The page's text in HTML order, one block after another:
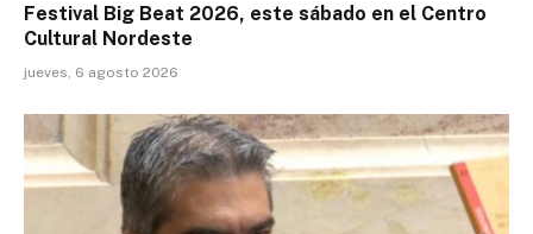
Festival Big Beat 2026, este sábado en el Centro
Cultural Nordeste
jueves, 6 agosto 2026